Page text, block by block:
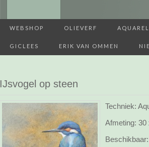
WEBSHOP OLIEVERF
GICLEES ERIK VAN OMMEN
IJsvogel op steen
Techniek:
Afmeting: 30
Beschikbaar: